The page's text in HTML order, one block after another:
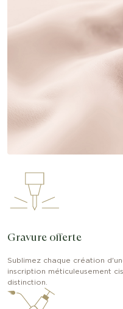
Gravure offerte
Sublimez chaque création
inscription méticuleusement
distinction.